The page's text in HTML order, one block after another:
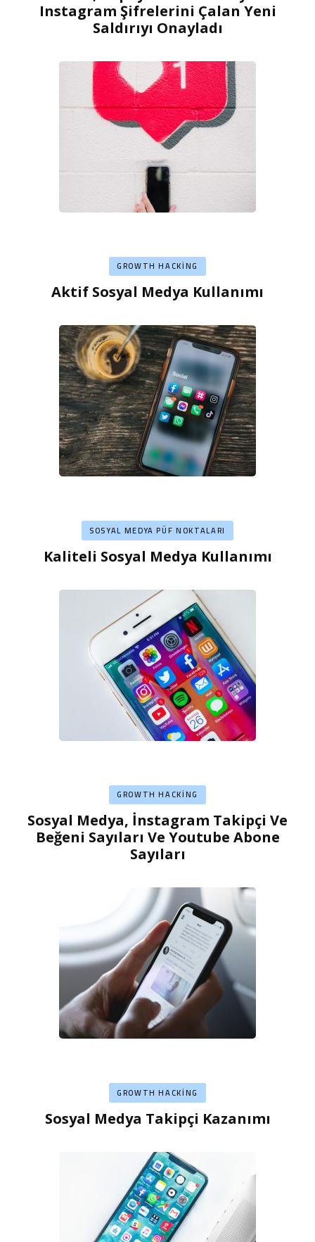
Instagram Şifrelerini Çalan Yeni
Saldırıyı Onayladı
GROWTH HACKING
Aktif Sosyal Medya Kullanımı
SOSYAL MEDYA PÜF NOKTALARI
Kaliteli Sosyal Medya Kullanımı
GROWTH HACKING
Sosyal Medya, İnstagram Takipçi Ve
Beğeni Sayıları Ve Youtube Abone
Sayıları
GROWTH HACKING
Sosyal Medya Takipçi Kazanımı